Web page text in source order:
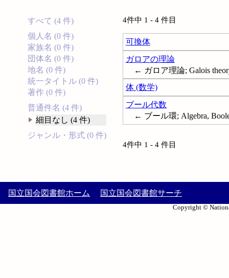
すべて (4 件)
個人名 (0 件)
家族名 (0 件)
団体名 (0 件)
地名 (0 件)
統一タイトル (0 件)
著作 (0 件)
普通件名 (4 件)
細目なし (4 件)
ジャンル・形式 (0 件)
4件中 1 - 4 件目
可換体
ガロアの理論
← ガロア理論; Galois
体 (数学)
ブール代数
← ブール環; Algebra,
4件中 1 - 4 件目
国立国会図書館ホーム 国立国会図書館サーチ
Copyright ©